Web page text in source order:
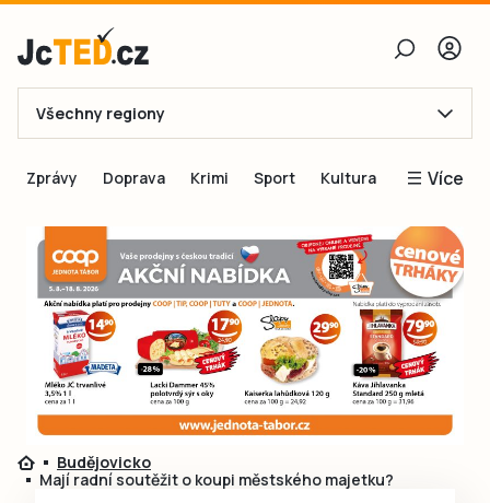
E-mail
Obnovit heslo
Přihlásit se
Přihlásit se přes Facebook
Ještě nemám účet, chci seRegistrovat
Všechny regiony
Zprávy Doprava Krimi Sport Kultura Více
Inspirace
Čtenáři píší
Speciální přílohy
Inzerce
Budějovicko
Mají radní soutěžit o koupi městského majetku?